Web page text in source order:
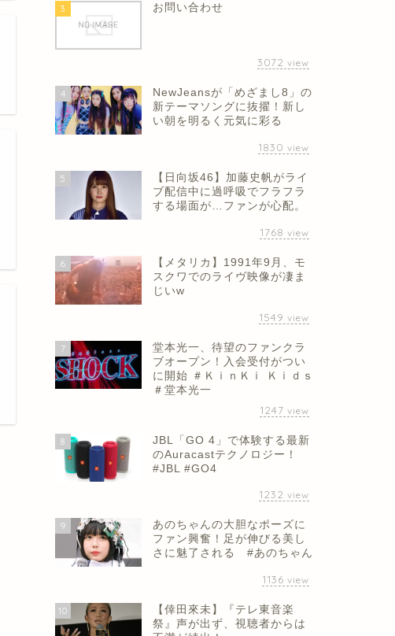
3 お問い合わせ
3072 view
4
NewJeansが「めざまし8」の
新テーマソングに抜擢！新し
い朝を明るく元気に彩る
1830 view
5
【日向坂46】加藤史帆がライ
ブ配信中に過呼吸でフラフラ
する場面が…ファンが心配。
1768 view
6
【メタリカ】1991年9月、モ
スクワでのライヴ映像が凄ま
じいw
1549 view
7
堂本光一、待望のファンクラ
ブオープン！入会受付がつい
に開始 ＃ＫｉｎＫｉ Ｋｉｄｓ
＃堂本光一
1247 view
8
JBL「GO 4」で体験する最新
のAuracastテクノロジー！
#JBL #GO4
1232 view
9
あのちゃんの大胆なポーズに
ファン興奮！足が伸びる美し
さに魅了される #あのちゃん
1136 view
10
【倖田來未】『テレ東音楽
祭』声が出ず、視聴者からは